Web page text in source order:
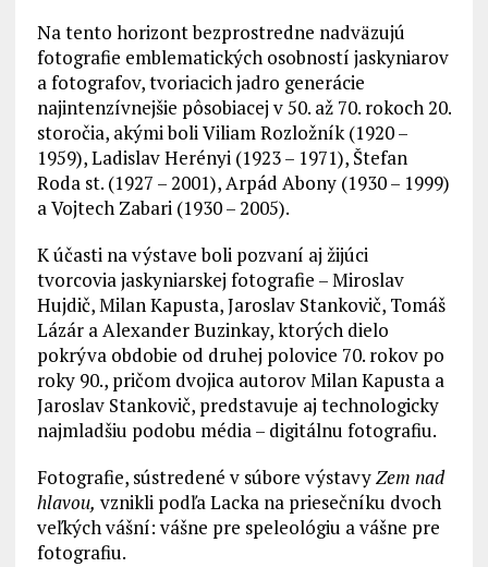
Na tento horizont bezprostredne nadväzujú
fotografie emblematických osobností jaskyniarov
a fotografov, tvoriacich jadro generácie
najintenzívnejšie pôsobiacej v 50. až 70. rokoch 20.
storočia, akými boli Viliam Rozložník (1920 –
1959), Ladislav Herényi (1923 – 1971), Štefan
Roda st. (1927 – 2001), Arpád Abony (1930 – 1999)
a Vojtech Zabari (1930 – 2005).
K účasti na výstave boli pozvaní aj žijúci
tvorcovia jaskyniarskej fotografie – Miroslav
Hujdič, Milan Kapusta, Jaroslav Stankovič, Tomáš
Lázár a Alexander Buzinkay, ktorých dielo
pokrýva obdobie od druhej polovice 70. rokov po
roky 90., pričom dvojica autorov Milan Kapusta a
Jaroslav Stankovič, predstavuje aj technologicky
najmladšiu podobu média – digitálnu fotografiu.
Fotografie, sústredené v súbore výstavyZem nad
hlavou, vznikli podľa Lacka na priesečníku dvoch
veľkých vášní: vášne pre speleológiu a vášne pre
fotografiu.